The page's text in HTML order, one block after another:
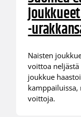
-
Naisten
voittoa
joukkue
voittoja.